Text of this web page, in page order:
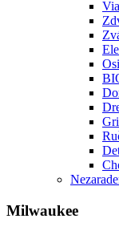
Milwaukee